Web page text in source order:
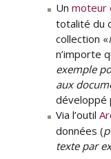
Un moteur
totalité du
collection «
n’importe
exemple
aux
développé
Via l’outil
données (
texte par